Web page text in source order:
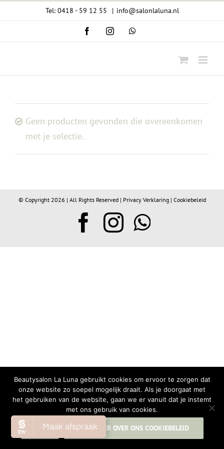
Tel: 0418 - 59 12 55 | info@salonlaluna.nl
FacebookInstagramWhatsApp
Geen producten gevonden die overeenkomen
met je selectie.
© Copyright 2026 | All Rights Reserved | Privacy Verklaring| Cookiebeleid
Facebook
Instagram
Beautysalon La Luna gebruikt cookies om ervoor te zorgen dat
onze website zo soepel mogelijk draait. Als je doorgaat met
het gebruiken van de website, gaan we er vanuit dat je instemt
met ons gebruik van cookies.
OK LEES MEER OVER ONS COOKIEBELEID